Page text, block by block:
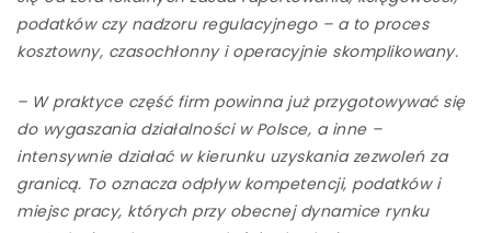
podatków czy nadzoru regulacyjnego – a to proces
kosztowny, czasochłonny i operacyjnie skomplikowany.
– W praktyce część firm powinna już przygotowywać się
do wygaszania działalności w Polsce, a inne –
intensywnie działać w kierunku uzyskania zezwoleń za
granicą. To oznacza odpływ kompetencji, podatków i
miejsc pracy, których przy obecnej dynamice rynku